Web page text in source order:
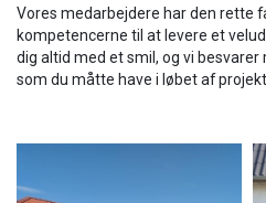
Vores medarbejdere har den rette
kompetencerne til at levere et
dig altid med et smil, og vi
som du måtte have i løbet af